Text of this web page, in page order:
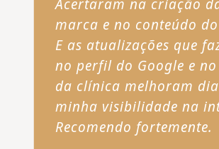
Acertaram na criação
marca e no conteúdo
E as atualizações que
no perfil do Google e no
da clínica melhoram
minha visibilidade na
Recomendo fortemente.